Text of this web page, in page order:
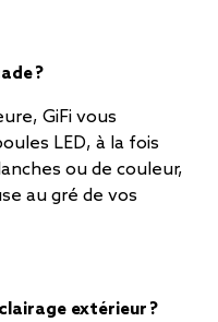
?
GiFi vous
LED, à la fois
ou de couleur,
au gré de vos
extérieur ?